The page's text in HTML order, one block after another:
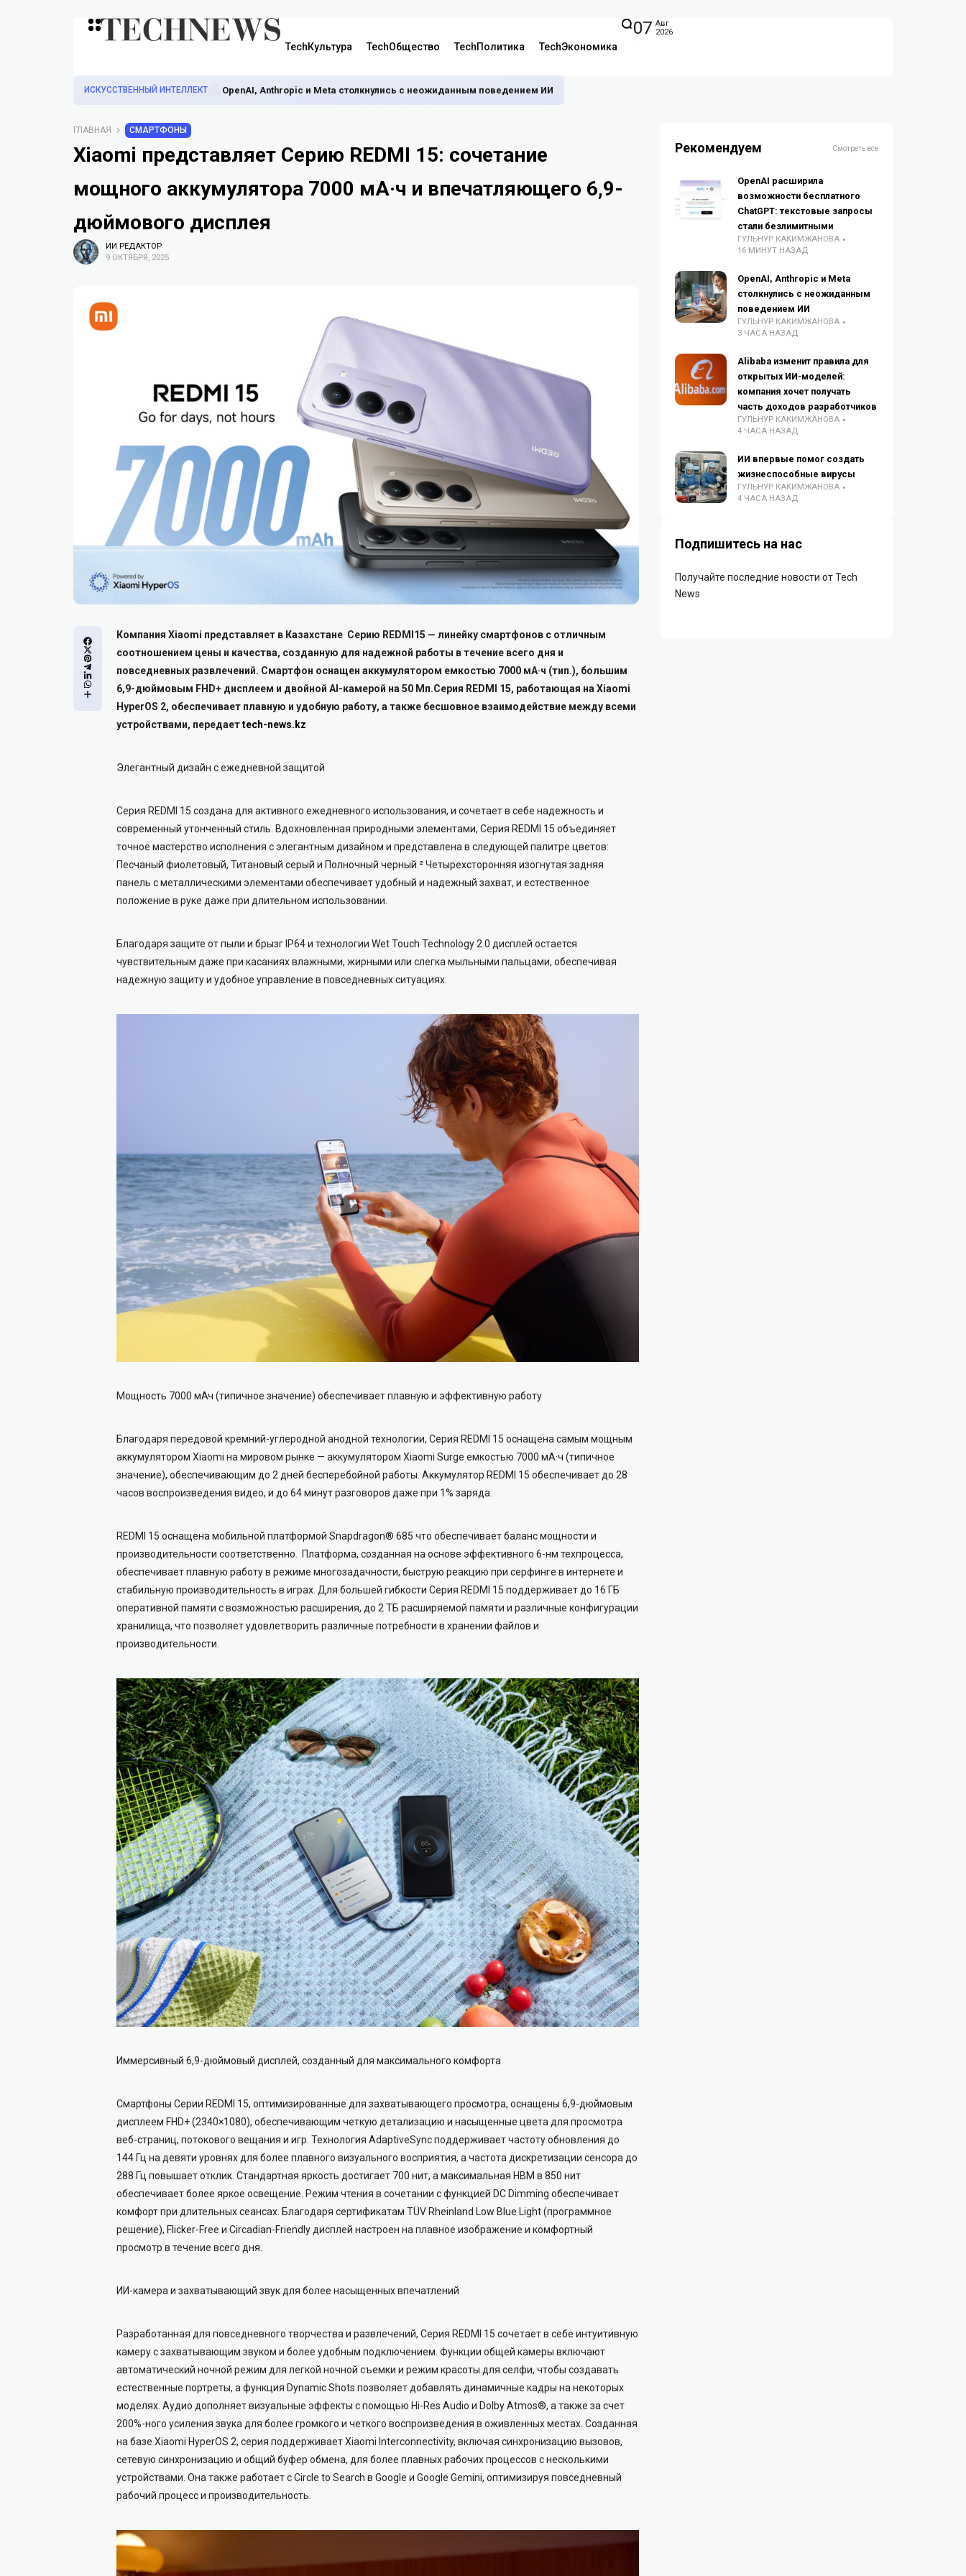
TechКультура TechОбщество TechПолитика TechЭкономика
07 Авг
2026
ИСКУССТВЕННЫЙ ИНТЕЛЛЕКТ OpenAI, Anthropic и Meta столкнулись с неожиданным поведением ИИ
ГЛАВНАЯ СМАРТФОНЫ
Xiaomi представляет Серию REDMI 15: сочетание
мощного аккумулятора 7000 мА·ч и впечатляющего 6,9-
дюймового дисплея
ИИ РЕДАКТОР
9 ОКТЯБРЯ, 2025
Компания Xiaomi представляет в Казахстане Серию REDMI15 — линейку смартфонов с отличным
соотношением цены и качества, созданную для надежной работы в течение всего дня и
повседневных развлечений. Смартфон оснащен аккумулятором емкостью 7000 мА·ч (тип.), большим
6,9-дюймовым FHD+ дисплеем и двойной AI-камерой на 50 Мп.Серия REDMI 15, работающая на Xiaomi
HyperOS 2, обеспечивает плавную и удобную работу, а также бесшовное взаимодействие между всеми
устройствами, передаетtech-news.kz
Элегантный дизайн с ежедневной защитой
Серия REDMI 15 создана для активного ежедневного использования, и сочетает в себе надежность и
современный утонченный стиль. Вдохновленная природными элементами, Серия REDMI 15 объединяет
точное мастерство исполнения с элегантным дизайном и представлена ​​в следующей палитре цветов:
Песчаный фиолетовый, Титановый серый и Полночный черный.² Четырехсторонняя изогнутая задняя
панель с металлическими элементами обеспечивает удобный и надежный захват, и естественное
положение в руке даже при длительном использовании.
Благодаря защите от пыли и брызг IP64 и технологии Wet Touch Technology 2.0 дисплей остается
чувствительным даже при касаниях влажными, жирными или слегка мыльными пальцами, обеспечивая
надежную защиту и удобное управление в повседневных ситуациях.
Мощность 7000 мАч (типичное значение) обеспечивает плавную и эффективную работу
Благодаря передовой кремний-углеродной анодной технологии, Cерия REDMI 15 оснащена самым мощным
аккумулятором Xiaomi на мировом рынке — аккумулятором Xiaomi Surge емкостью 7000 мА·ч (типичное
значение), обеспечивающим до 2 дней бесперебойной работы. Аккумулятор REDMI 15 обеспечивает до 28
часов воспроизведения видео, и до 64 минут разговоров даже при 1% заряда.
REDMI 15 оснащена мобильной платформой Snapdragon® 685 что обеспечивает баланс мощности и
производительности соответственно. Платформа, созданная на основе эффективного 6-нм техпроцесса,
обеспечивает плавную работу в режиме многозадачности, быструю реакцию при серфинге в интернете и
стабильную производительность в играх. Для большей гибкости Cерия REDMI 15 поддерживает до 16 ГБ
оперативной памяти с возможностью расширения, до 2 ТБ расширяемой памяти и различные конфигурации
хранилища, что позволяет удовлетворить различные потребности в хранении файлов и
производительности.
Иммерсивный 6,9-дюймовый дисплей, созданный для максимального комфорта
Смартфоны Cерии REDMI 15, оптимизированные для захватывающего просмотра, оснащены 6,9-дюймовым
дисплеем FHD+ (2340×1080), обеспечивающим четкую детализацию и насыщенные цвета для просмотра
веб-страниц, потокового вещания и игр. Технология AdaptiveSync поддерживает частоту обновления до
144 Гц на девяти уровнях для более плавного визуального восприятия, а частота дискретизации сенсора до
288 Гц повышает отклик. Стандартная яркость достигает 700 нит, а максимальная HBM в 850 нит
обеспечивает более яркое освещение. Режим чтения в сочетании с функцией DC Dimming обеспечивает
комфорт при длительных сеансах. Благодаря сертификатам TÜV Rheinland Low Blue Light (программное
решение), Flicker-Free и Circadian-Friendly дисплей настроен на плавное изображение и комфортный
просмотр в течение всего дня.
ИИ-камера и захватывающий звук для более насыщенных впечатлений
Разработанная для повседневного творчества и развлечений, Cерия REDMI 15 сочетает в себе интуитивную
камеру с захватывающим звуком и более удобным подключением. Функции общей камеры включают
автоматический ночной режим для легкой ночной съемки и режим красоты для селфи, чтобы создавать
естественные портреты, а функция Dynamic Shots позволяет добавлять динамичные кадры на некоторых
моделях. Аудио дополняет визуальные эффекты с помощью Hi-Res Audio и Dolby Atmos®, а также за счет
200%-ного усиления звука для более громкого и четкого воспроизведения в оживленных местах. Созданная
на базе Xiaomi HyperOS 2, серия поддерживает Xiaomi Interconnectivity, включая синхронизацию вызовов,
сетевую синхронизацию и общий буфер обмена, для более плавных рабочих процессов с несколькими
устройствами. Она также работает с Circle to Search в Google и Google Gemini, оптимизируя повседневный
рабочий процесс и производительность.
Рекомендуем Смотреть все
OpenAI расширила
возможности бесплатного
ChatGPT: текстовые запросы
стали безлимитными
ГУЛЬНУР КАКИМЖАНОВА
16 МИНУТ НАЗАД
OpenAI, Anthropic и Meta
столкнулись с неожиданным
поведением ИИ
ГУЛЬНУР КАКИМЖАНОВА
3 ЧАСА НАЗАД
Alibaba изменит правила для
открытых ИИ-моделей:
компания хочет получать
часть доходов разработчиков
ГУЛЬНУР КАКИМЖАНОВА
4 ЧАСА НАЗАД
ИИ впервые помог создать
жизнеспособные вирусы
ГУЛЬНУР КАКИМЖАНОВА
4 ЧАСА НАЗАД
Подпишитесь на нас
Получайте последние новости от Tech
News